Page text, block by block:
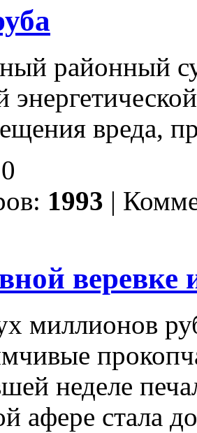
районный
вреда,
1993 |
веревке
миллионов
неделе
афере стала